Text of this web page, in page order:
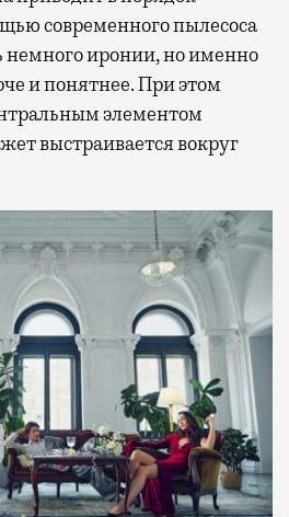
современного пылесоса
немного иронии, но именно
и понятнее. При этом
элементом
выстраивается вокруг